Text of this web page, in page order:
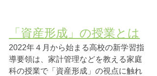
「資産形成」の授業とは
2022年４月から始まる高校の新学習指
導要領は、家計管理などを教える家庭
科の授業で「資産形成」の視点に触れ